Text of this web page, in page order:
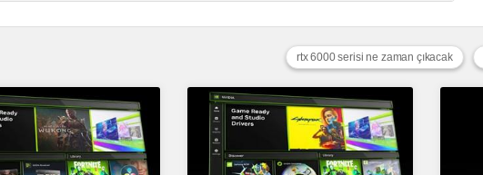
rtx 6000 serisi ne zaman çıkacak